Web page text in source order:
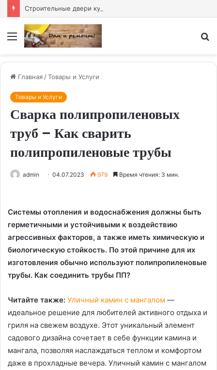
Меню
Главная/Товары и Услуги
Товары и Услуги
Сварка полипропиленовых
труб – Как сварить
полипропиленовые трубы
admin 04.07.2023 979 Время чтения: 3 мин.
Системы отопления и водоснабжения должны быть
герметичными и устойчивыми к воздействию
агрессивных факторов, а также иметь химическую и
биологическую стойкость. По этой причине для их
изготовления обычно используют полипропиленовые
трубы. Как соединить трубы ПП?
Читайте также: Уличный камин с мангалом —
идеальное решение для любителей активного отдыха и
гриля на свежем воздухе. Этот уникальный элемент
садового дизайна сочетает в себе функции камина и
мангала, позволяя наслаждаться теплом и комфортом
даже в прохладные вечера. Уличный камин с мангалом